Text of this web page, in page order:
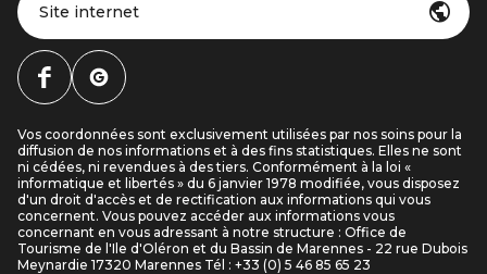
Site internet
Vos coordonnées sont exclusivement utilisées par nos soins pour la
diffusion de nos informations et à des fins statistiques. Elles ne sont
ni cédées, ni revendues à des tiers. Conformément à la loi «
informatique et libertés » du 6 janvier 1978 modifiée, vous disposez
d'un droit d'accès et de rectification aux informations qui vous
concernent. Vous pouvez accéder aux informations vous
concernant en vous adressant à notre structure : Office de
Tourisme de l'Ile d'Oléron et du Bassin de Marennes - 22 rue Dubois
Meynardie 17320 Marennes Tél : +33 (0) 5 46 85 65 23